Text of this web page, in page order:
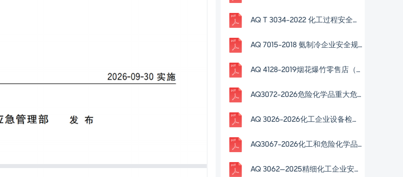
AQ T 3034-2022 化工过程安全管理导则
AQ 7015-2018 氨制冷企业安全规范
AQ 4128-2019烟花爆竹零售店（点）安全技术规范
AQ3072-2026危险化学品重大危险源安全包保责任管理要求
AQ 3026-2026化工企业设备检修作业安全规范
AQ3067-2026化工和危险化学品生产经营企业重大生产安全事故隐患判定准则
AQ 3062—2025精细化工企业安全管理规范